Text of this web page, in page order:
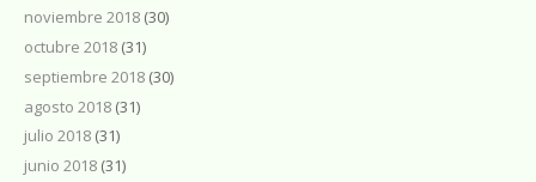
noviembre 2018 (30)
octubre 2018 (31)
septiembre 2018 (30)
agosto 2018 (31)
julio 2018 (31)
junio 2018 (31)